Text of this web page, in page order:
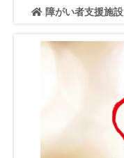
障がい者支援施設